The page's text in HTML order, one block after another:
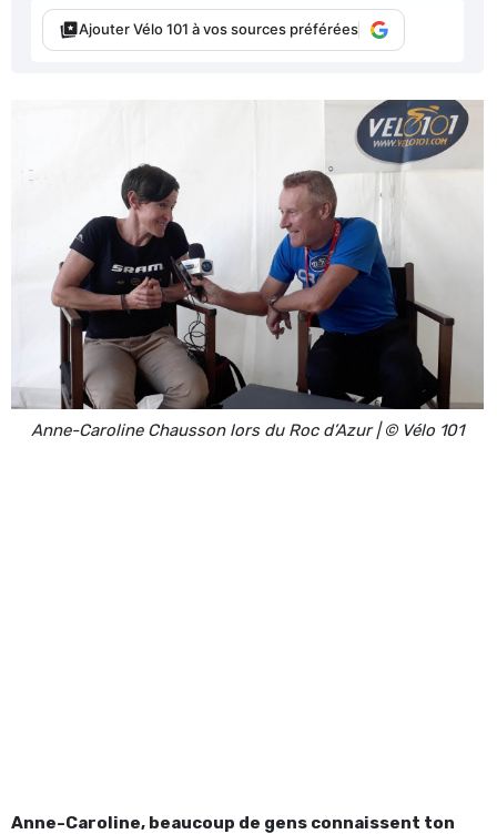
Ajouter Vélo 101 à vos sources préférées
Anne-Caroline Chausson lors du Roc d’Azur | © Vélo 101
Anne-Caroline, beaucoup de gens connaissent ton